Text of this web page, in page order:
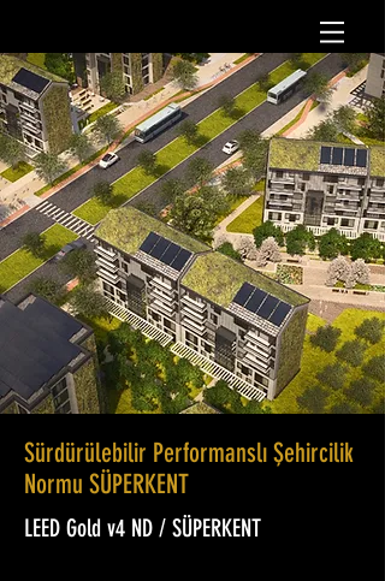
Sürdürülebilir Performanslı Şehircilik
Normu SÜPERKENT
LEED Gold v4 ND / SÜPERKENT